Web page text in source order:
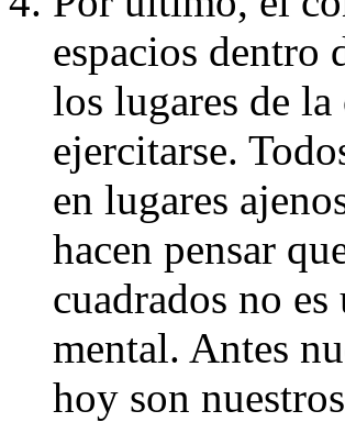
espacios dentro
los lugares de la
ejercitarse.
en lugares
hacen pensar
cuadrados no
mental. Antes
hoy son